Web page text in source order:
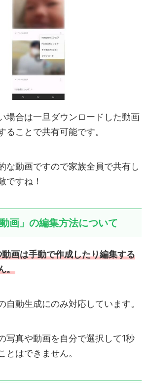
場合は一旦ダウンロードした動画
ることで共有可能です。
な動画ですので家族全員で共有し
ですね！
画」の編集方法について
画は手動で作成したり編集する
。
自動生成にのみ対応しています。
写真や動画を自分で選択して1秒
とはできません。